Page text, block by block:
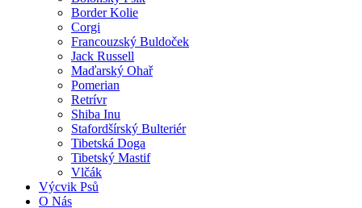
Border Kolie
Corgi
Francouzský Buldoček
Jack Russell
Maďarský Ohař
Pomerian
Retrívr
Shiba Inu
Stafordšírský Bulteriér
Tibetská Doga
Tibetský Mastif
Vlčák
Výcvik Psů
O Nás